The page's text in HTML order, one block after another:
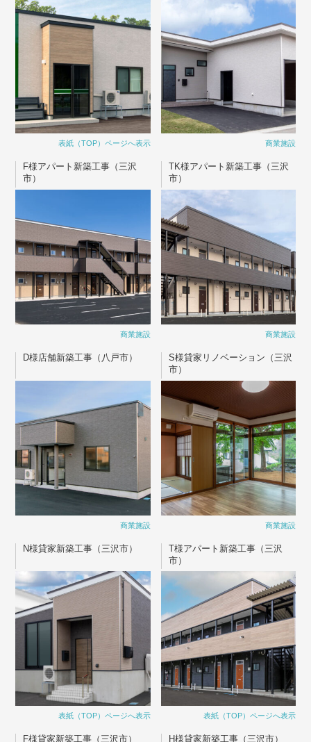
表紙（TOP）ページへ表示 商業施設
F様アパート新築工事（三沢
市）
商業施設
TK様アパート新築工事（三沢
市）
商業施設
D様店舗新築工事（八戸市）
商業施設
S様貸家リノベーション（三沢
市）
商業施設
N様貸家新築工事（三沢市）
表紙（TOP）ページへ表示
T様アパート新築工事（三沢
市）
表紙（TOP）ページへ表示
F様貸家新築工事（三沢市） H様貸家新築工事（三沢市）